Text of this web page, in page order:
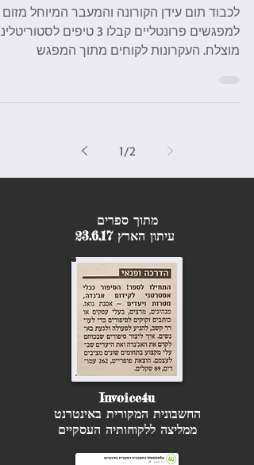
אסנת גואז
לכבוד תום עידן הקורונה והמעבר המיוחל מזום
מתוך ספרים
עיתון הארץ 23.6.17
Invoice4u
החשבונית המקורית באינטרנט